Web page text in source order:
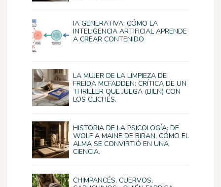
IA GENERATIVA: CÓMO LA
INTELIGENCIA ARTIFICIAL APRENDE
A CREAR CONTENIDO
LA MUJER DE LA LIMPIEZA DE
FREIDA MCFADDEN: CRÍTICA DE UN
THRILLER QUE JUEGA (BIEN) CON
LOS CLICHÉS.
HISTORIA DE LA PSICOLOGÍA: DE
WOLF A MAINE DE BIRAN, CÓMO EL
ALMA SE CONVIRTIÓ EN UNA
CIENCIA.
CHIMPANCÉS, CUERVOS,